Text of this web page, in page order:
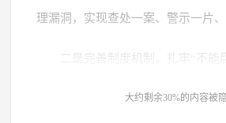
理漏洞，实现查处一案、警示一片、
二是完善制度机制，扎牢“不能
大约剩余30%的内容被